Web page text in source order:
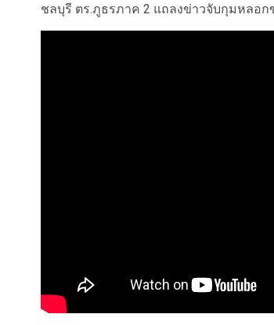
ชลบุรี ตร.ภูธรภาค 2 แถลงข่าวจับกุมหลอก